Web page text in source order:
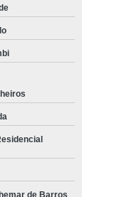
de Barros